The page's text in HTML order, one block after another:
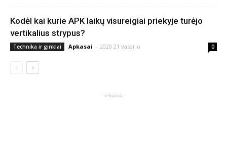
Kodėl kai kurie APK laikų visureigiai priekyje turėjo
vertikalius strypus?
Technika ir ginklai Apkasai - 2020 21 vasario 0
- reklama -